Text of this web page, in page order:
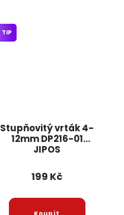
Stupňovitý vrták 4-
12mm DP216-01
JIPOS
TIP
199 Kč